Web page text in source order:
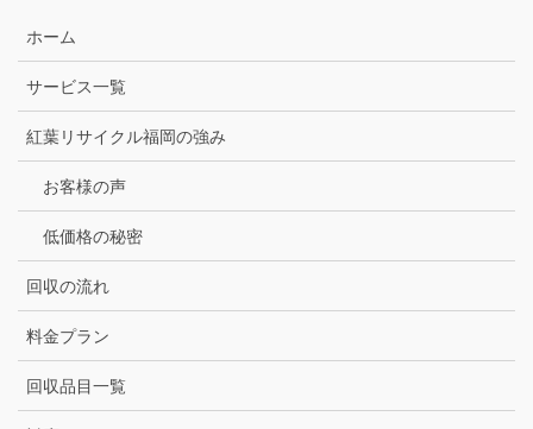
ホーム
サービス一覧
紅葉リサイクル福岡の強み
お客様の声
低価格の秘密
回収の流れ
料金プラン
回収品目一覧